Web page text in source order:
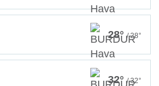
28°/ 28°
32°/ 32°